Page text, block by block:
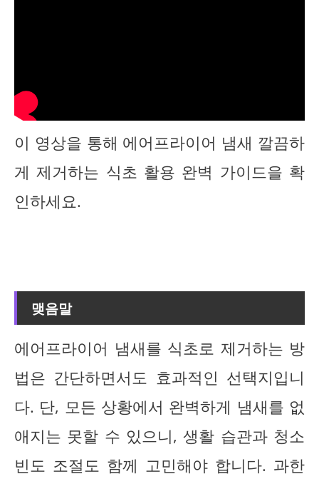
이 영상을 통해 에어프라이어 냄새 깔끔하
게 제거하는 식초 활용 완벽 가이드을 확
인하세요.
맺음말
에어프라이어 냄새를 식초로 제거하는 방
법은 간단하면서도 효과적인 선택지입니
다. 단, 모든 상황에서 완벽하게 냄새를 없
애지는 못할 수 있으니, 생활 습관과 청소
빈도 조절도 함께 고민해야 합니다. 과한